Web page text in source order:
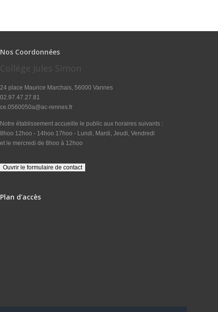
Nos Coordonnées
Collège Jules Simon
24 place Maurice Marchais, 56000 Vannes
02.97.47.27.81
ce.0560050a@ac-rennes.fr
Notre établissement accueille le public aux horaires suivants :
8hoo 12hoo - 14hoo 17hoo - Lundi, Mardi, Jeudi, Vendredi
et le mercredi de 8hoo à 12hoo
Plan d'accès